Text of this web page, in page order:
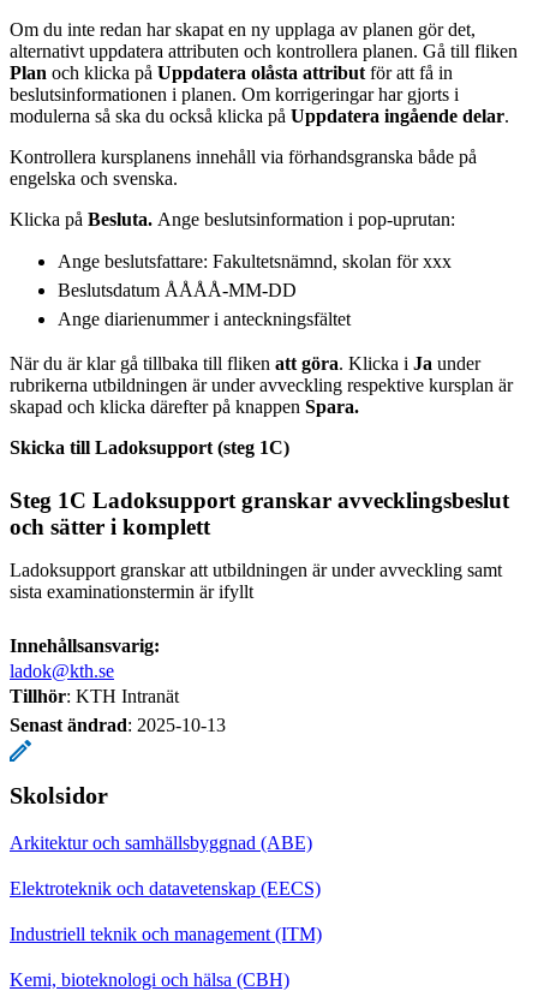
Om du inte redan har skapat en ny upplaga av planen gör det,
alternativt uppdatera attributen och kontrollera planen. Gå till fliken
Plan och klicka på Uppdatera olåsta attribut för att få in
beslutsinformationen i planen. Om korrigeringar har gjorts i
modulerna så ska du också klicka på Uppdatera ingående delar.
Kontrollera kursplanens innehåll via förhandsgranska både på
engelska och svenska.
Klicka på Besluta. Ange beslutsinformation i pop-uprutan:
Ange beslutsfattare: Fakultetsnämnd, skolan för xxx
Beslutsdatum ÅÅÅÅ-MM-DD
Ange diarienummer i anteckningsfältet
När du är klar gå tillbaka till fliken att göra. Klicka i Ja under
rubrikerna utbildningen är under avveckling respektive kursplan är
skapad och klicka därefter på knappen Spara.
Skicka till Ladoksupport (steg 1C)
Steg 1C Ladoksupport granskar avvecklingsbeslut
och sätter i komplett
Ladoksupport granskar att utbildningen är under avveckling samt
sista examinationstermin är ifyllt
Innehållsansvarig:
ladok@kth.se
Tillhör: KTH Intranät
Senast ändrad: 2025-10-13
Skolsidor
Arkitektur och samhällsbyggnad (ABE)
Elektroteknik och datavetenskap (EECS)
Industriell teknik och management (ITM)
Kemi, bioteknologi och hälsa (CBH)